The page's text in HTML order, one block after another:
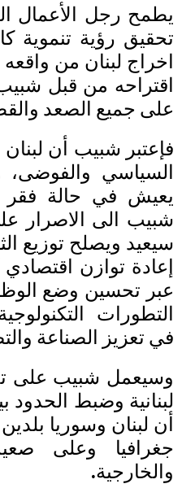
يطمح رجل الأعمال
تحقيق رؤية
اخراج لبنان من
اقتراحه من قبل
على جميع الصعد
فإعتبر شبيب أن
السياسي والفوضى،
يعيش في حالة فقر
شبيب الى الاصرار
سيعيد ويصلح توزيع
إعادة توازن
عبر تحسين وضع
التطورات
في تعزيز الصناعة
وسيعمل شبيب على
لبنانية وضبط الحدود
أن لبنان وسوريا
جغرافيا وعلى
والخارجية.